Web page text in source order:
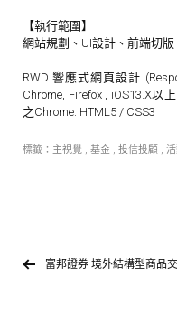
【執行範圍】
網站規劃、UI設計、前端切
RWD 響應式網頁設計
Chrome, Firefox , iOS13.X以
之Chrome. HTML5 / CSS3
標籤： 主視覺 , 基金 , 投信投顧 ,
富邦證券 境外結構型商品